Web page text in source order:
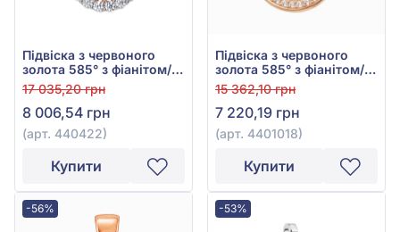
Підвіска з червоного
золота 585° з фіанітом/
куб.цирконієм, арт.
440422
17 035,20 грн
8 006,54 грн
(арт. 440422)
Купити
Підвіска з червоного
золота 585° з фіанітом/
куб.цирконієм, арт.
4401018
15 362,10 грн
7 220,19 грн
(арт. 4401018)
Купити
-56% -53%